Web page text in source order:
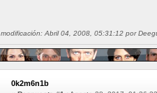
modificación: Abril 04, 2008, 05:31:12 por
0k2m6n1b